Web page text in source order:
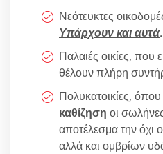
Νεότευκτες
Υπάρχουν και αυτά.
Παλαιές οικίες, που
θέλουν πλήρη
Πολυκατοικίες,
καθίζηση οι
αποτέλεσμα την
αλλά και ομβρίων